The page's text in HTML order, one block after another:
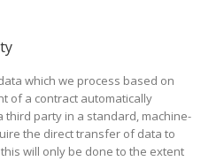
which we process based on
of a contract automatically
party in a standard, machine-
the direct transfer of data to
will only be done to the extent